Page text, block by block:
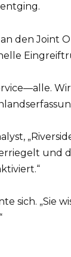
den Joint
und
sich. „Sie